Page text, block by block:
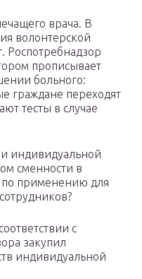
врача. В
волонтерской
Роспотребнадзор
прописывает
больного:
граждане переходят
тесты в случае
индивидуальной
сменности в
по применению для
с
закупил
индивидуальной